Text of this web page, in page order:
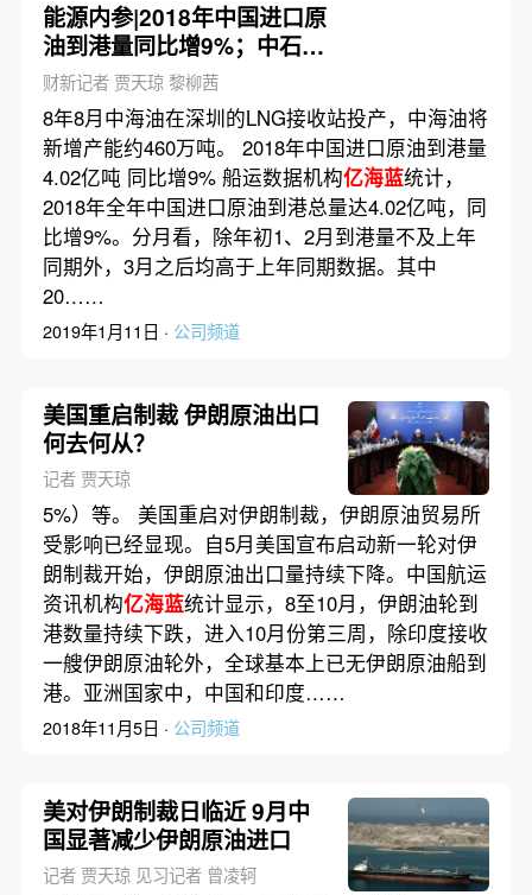
能源内参|2018年中国进口原
油到港量同比增9%；中石油
与烟台港合资投建LNG接收
站
财新记者 贾天琼 黎柳茜
8年8月中海油在深圳的LNG接收站投产，中海油将
新增产能约460万吨。 2018年中国进口原油到港量
4.02亿吨 同比增9% 船运数据机构亿海蓝统计，
2018年全年中国进口原油到港总量达4.02亿吨，同
比增9%。分月看，除年初1、2月到港量不及上年
同期外，3月之后均高于上年同期数据。其中
20……
2019年1月11日 · 公司频道
美国重启制裁 伊朗原油出口
何去何从？
记者 贾天琼
5%）等。 美国重启对伊朗制裁，伊朗原油贸易所
受影响已经显现。自5月美国宣布启动新一轮对伊
朗制裁开始，伊朗原油出口量持续下降。中国航运
资讯机构亿海蓝统计显示，8至10月，伊朗油轮到
港数量持续下跌，进入10月份第三周，除印度接收
一艘伊朗原油轮外，全球基本上已无伊朗原油船到
港。亚洲国家中，中国和印度……
2018年11月5日 · 公司频道
美对伊朗制裁日临近 9月中
国显著减少伊朗原油进口
记者 贾天琼 见习记者 曾凌轲